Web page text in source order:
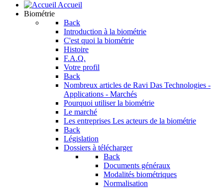
Accueil
Biométrie
Back
Introduction à la biométrie
C'est quoi la biométrie
Histoire
F.A.Q.
Votre profil
Back
Nombreux articles de Ravi Das Technologies -
Applications - Marchés
Pourquoi utiliser la biométrie
Le marché
Les entreprises Les acteurs de la biométrie
Back
Législation
Dossiers à télécharger
Back
Documents généraux
Modalités biométriques
Normalisation